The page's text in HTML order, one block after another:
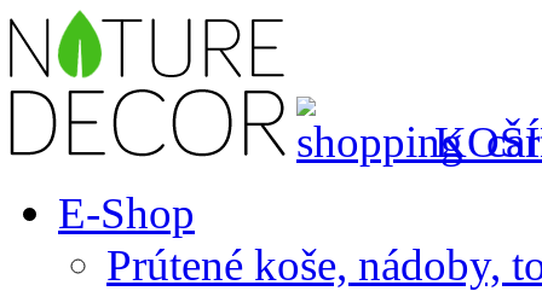
E-Shop
Prútené koše, nádoby,